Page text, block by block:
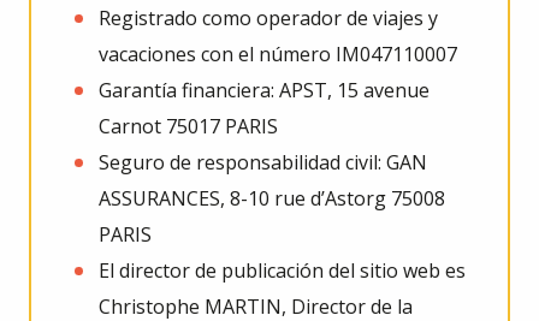
Registrado como operador de viajes y
vacaciones con el número IM047110007
Garantía financiera: APST, 15 avenue
Carnot 75017 PARIS
Seguro de responsabilidad civil: GAN
ASSURANCES, 8-10 rue d’Astorg 75008
PARIS
El director de publicación del sitio web es
Christophe MARTIN, Director de la